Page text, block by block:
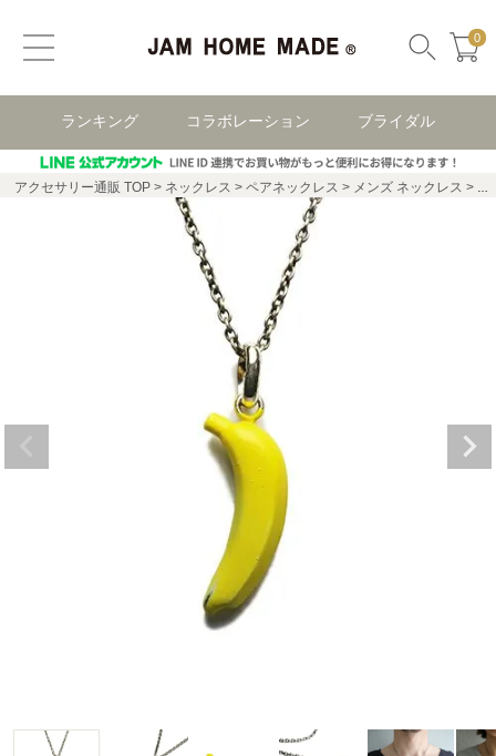
0
ランキング コラボレーション ブライダル
アクセサリー通販 TOP ネックレス ペアネックレス メンズ ネックレス そ